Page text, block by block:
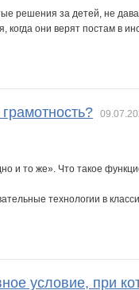
решения за детей, не
они верят постам в
и то же». Что такое
технологии в
условие, при